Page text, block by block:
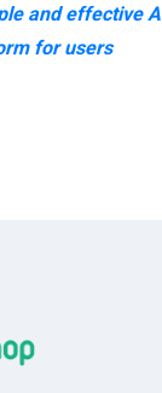
and effective
for users